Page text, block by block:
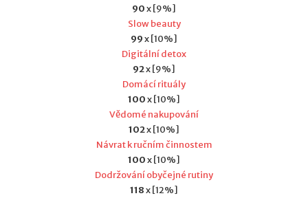
90x [9%]
Slow beauty
99x [10%]
Digitální detox
92x [9%]
Domácí rituály
100x [10%]
Vědomé nakupování
102x [10%]
Návrat k ručním činnostem
100x [10%]
Dodržování obyčejné rutiny
118x [12%]